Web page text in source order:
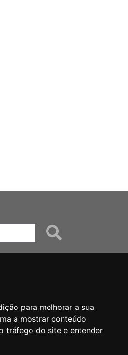
para melhorar a sua
a mostrar conteúdo
tráfego do site e entender
Fale Conocsco